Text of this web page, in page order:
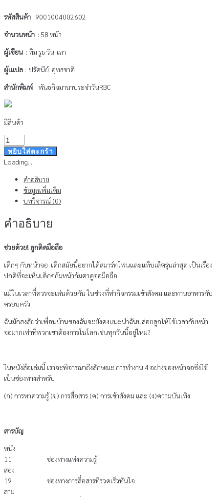
รหัสสินค้า : 9001004002602
จำนวนหน้า : 58 หน้า
ผู้เขียน : ทิม รูธ วัน-เลา
ผู้เแปล : ปรัศนีย์ อุทธชาติ
สำนักพิมพ์ : พันธกิจมานาประจำวันRBC
มีสินค้า
จำนวน
ช่วย
ด้วย!
ติดมือ
(สินค้า
รวม
ชิ้น
หยิบใส่ตะกร้า
Loading...
คำอธิบาย
ข้อมูลเพิ่มเติม
บทวิจารณ์ (0)
คำอธิบาย
ช่วยด้วย! ลูกติดมือถือ
เด็กๆ กับหน้าจอ เด็กสมัยนี้อยากได้สมาร์ทโฟนและแท็บเล็ตรุ่นล่าสุด เป็นเรื่อง
ปกติที่จะเห็นเด็กๆก้มหน้าก้มตาดูจอมือถือ
แม้ในเวลาที่ควรจะเล่นด้วยกัน ในช่วงที่ทำกิจกรรมเข้าสังคม และทานอาหารกับ
ครอบครัว
ฉันมักสงสัยว่าเพื่อนบ้านของฉันจะยังคงแนะนำฉันปล่อยลูกให้ใช้เวลากับหน้า
จอมากเท่าที่พวกเขาต้องการในโลกเช่นทุกวันนี้อยู่ไหม?
ในหนังสือเล่มนี้ เราจะพิจารณาถึงลักษณะ การทำงาน 4 อย่างของหน้าจอซึ่งใช้
เป็นช่องทางสำหรับ
(ก) การหาความรู้ (ข) การสื่อสาร (ค) การเข้าสังคม และ (ง)ความบันเทิง
สารบัญ
หนึ่ง
11 ช่องทางแห่งความรู้
สอง
19 ช่องทางการสื่อสารที่รวดเร็วทันใจ
สาม